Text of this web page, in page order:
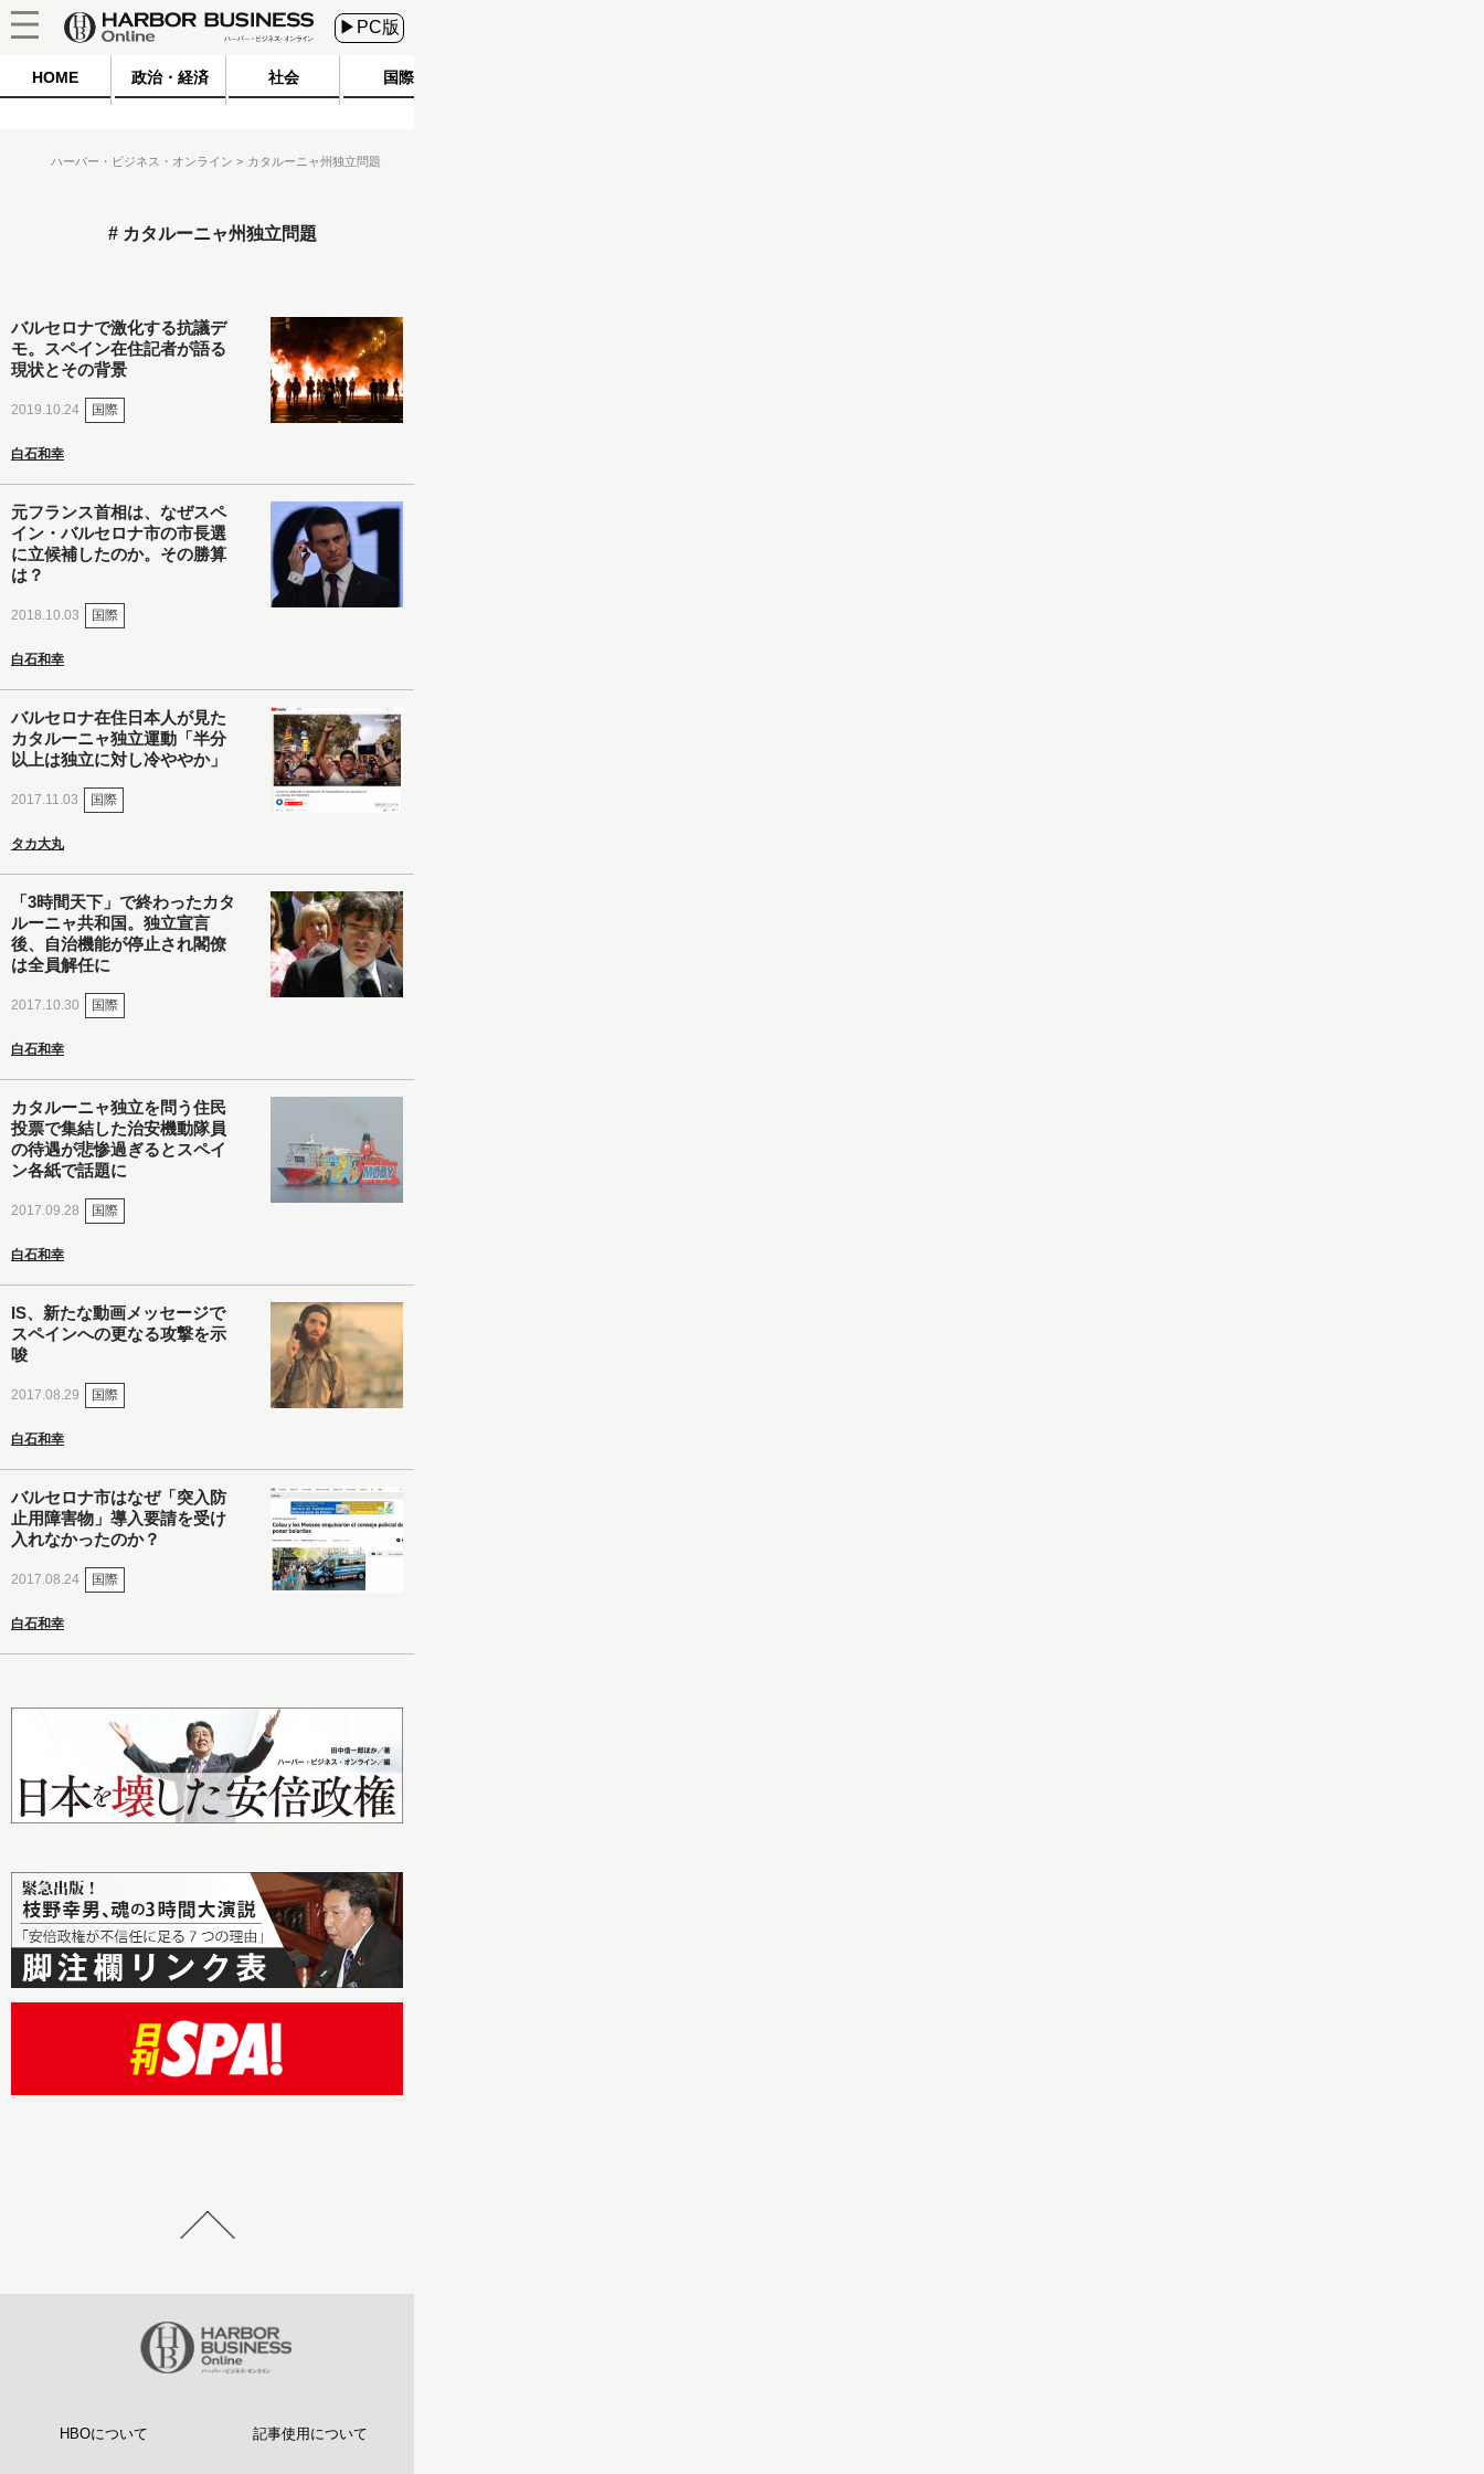
▶PC版
HOME 政治・経済 社会 国際
ハーバー・ビジネス・オンライン カタルーニャ州独立問題
カタルーニャ州独立問題
バルセロナで激化する抗議デ
モ。スペイン在住記者が語る
現状とその背景
2019.10.24 国際
白石和幸
元フランス首相は、なぜスペ
イン・バルセロナ市の市長選
に立候補したのか。その勝算
は？
2018.10.03 国際
白石和幸
バルセロナ在住日本人が見た
カタルーニャ独立運動「半分
以上は独立に対し冷ややか」
2017.11.03 国際
タカ大丸
「3時間天下」で終わったカタ
ルーニャ共和国。独立宣言
後、自治機能が停止され閣僚
は全員解任に
2017.10.30 国際
白石和幸
カタルーニャ独立を問う住民
投票で集結した治安機動隊員
の待遇が悲惨過ぎるとスペイ
ン各紙で話題に
2017.09.28 国際
白石和幸
IS、新たな動画メッセージで
スペインへの更なる攻撃を示
唆
2017.08.29 国際
白石和幸
バルセロナ市はなぜ「突入防
止用障害物」導入要請を受け
入れなかったのか？
2017.08.24 国際
白石和幸
HBOについて 記事使用について